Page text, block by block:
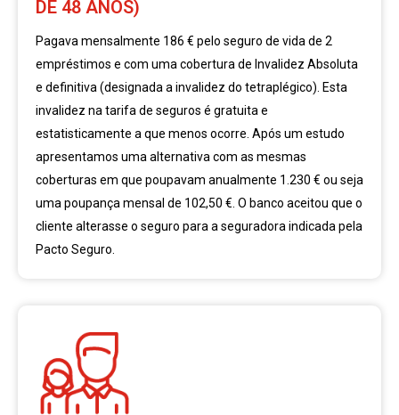
DE 48 ANOS)
Pagava mensalmente 186 € pelo seguro de vida de 2
empréstimos e com uma cobertura de Invalidez Absoluta
e definitiva (designada a invalidez do tetraplégico). Esta
invalidez na tarifa de seguros é gratuita e
estatisticamente a que menos ocorre. Após um estudo
apresentamos uma alternativa com as mesmas
coberturas em que poupavam anualmente 1.230 € ou seja
uma poupança mensal de 102,50 €. O banco aceitou que o
cliente alterasse o seguro para a seguradora indicada pela
Pacto Seguro.